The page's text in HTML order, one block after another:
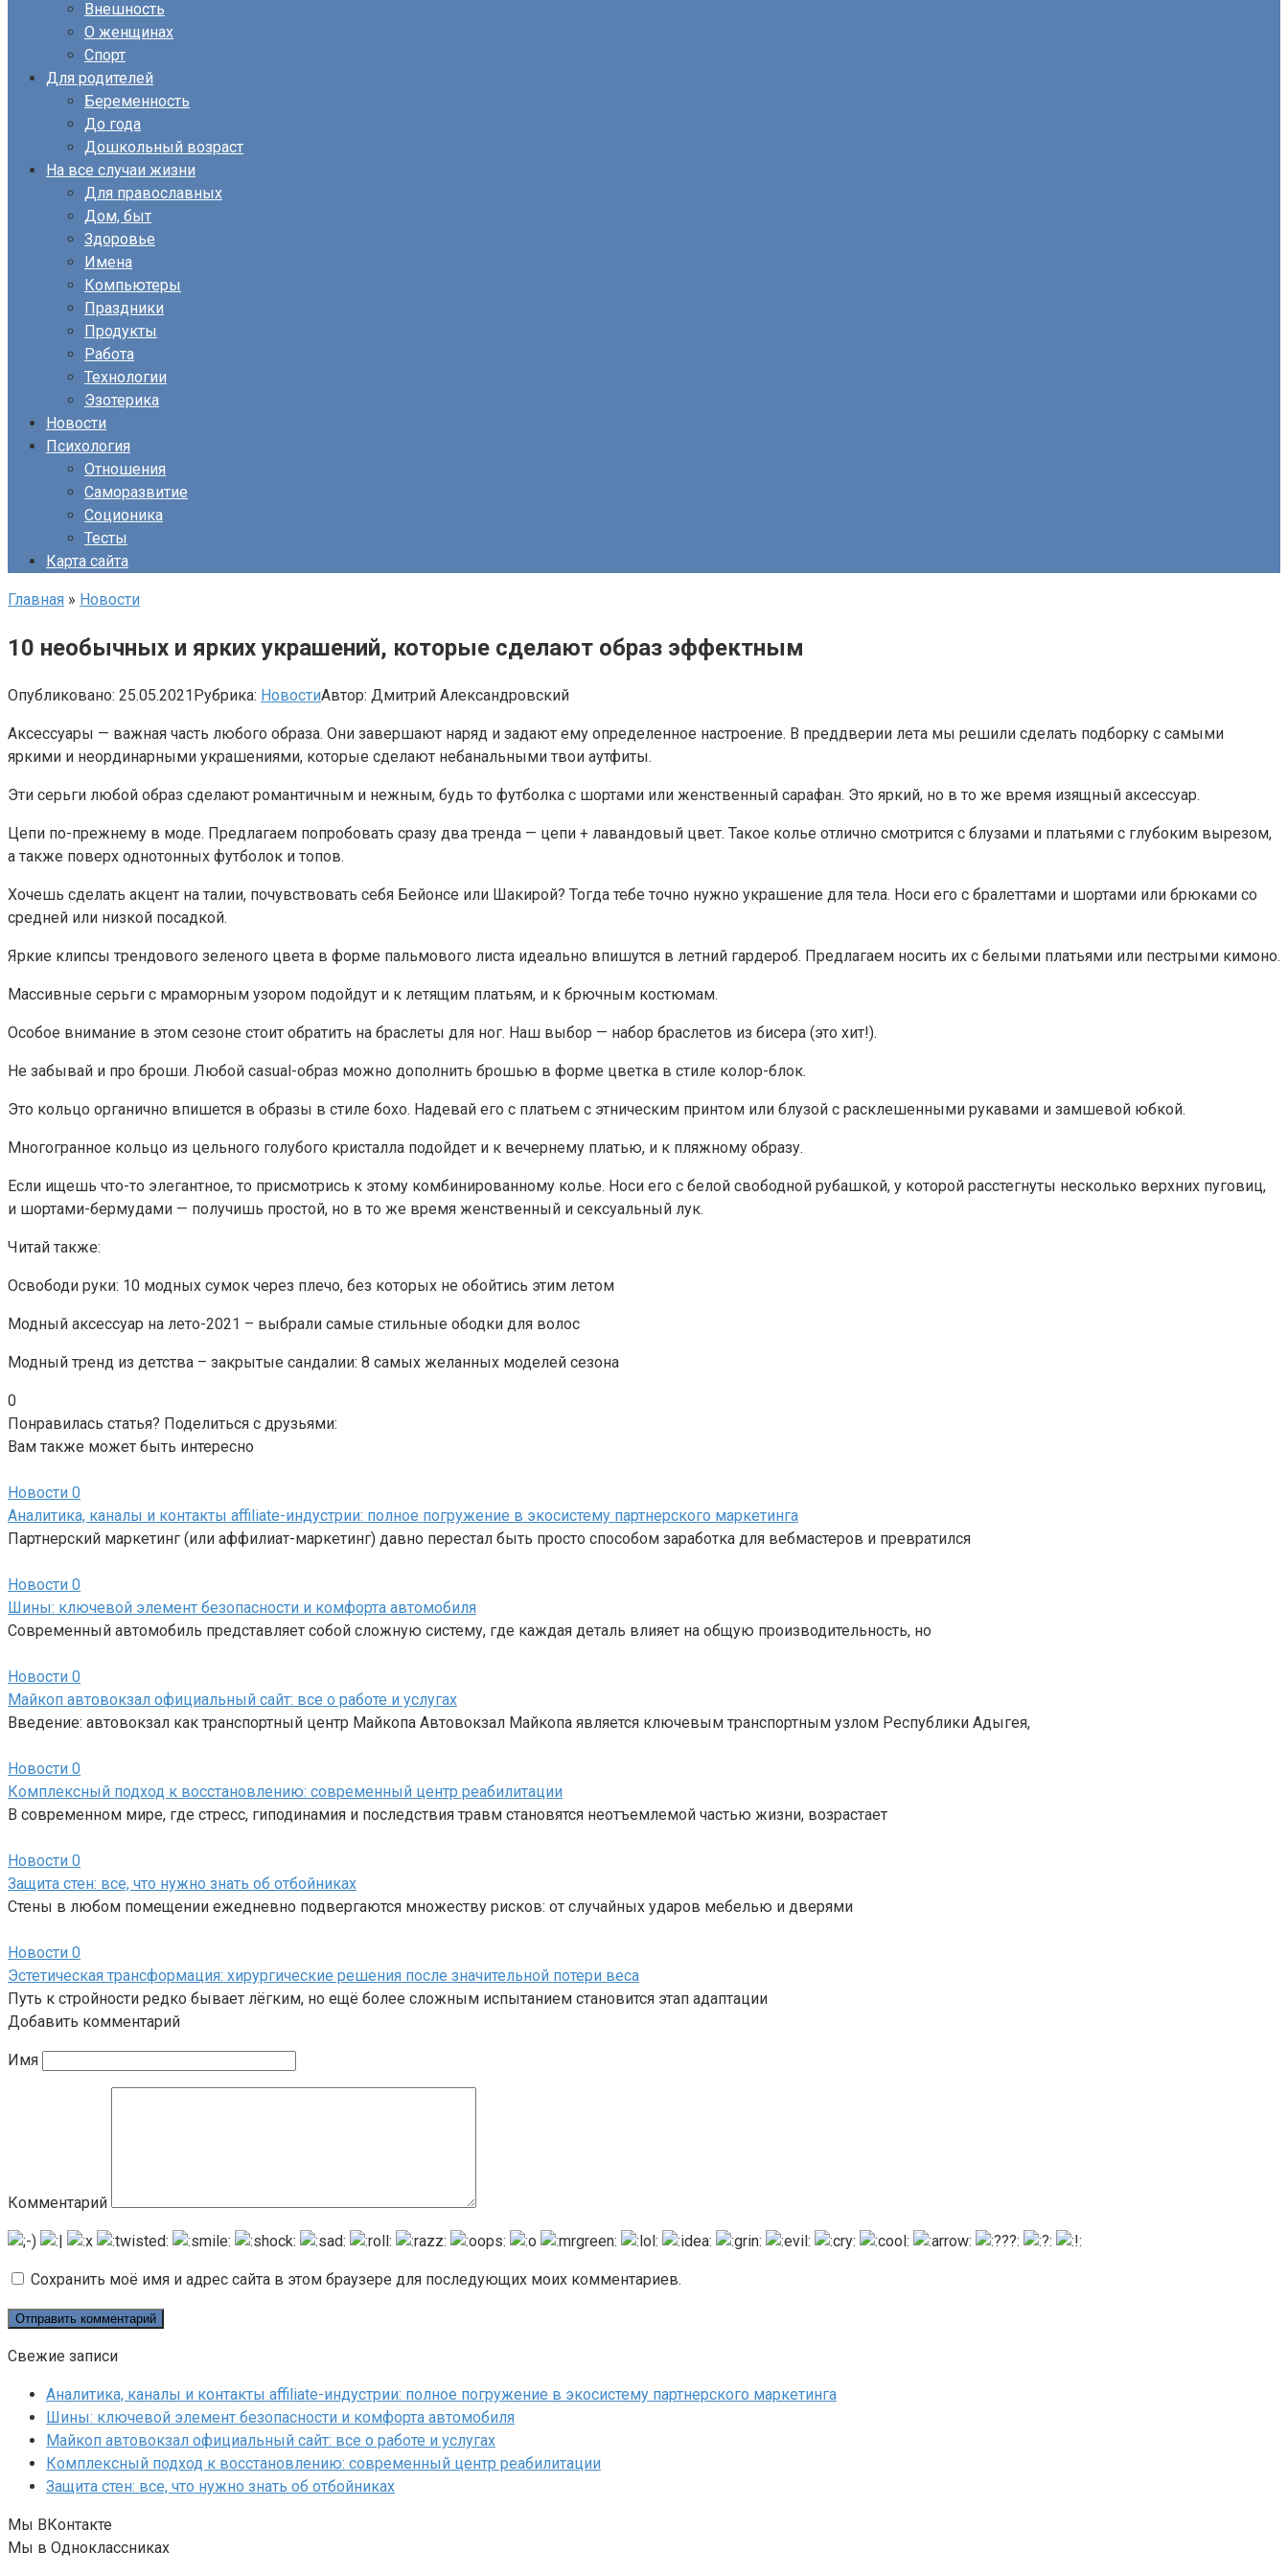
Внешность
О женщинах
Спорт
Для родителей
Беременность
До года
Дошкольный возраст
На все случаи жизни
Для православных
Дом, быт
Здоровье
Имена
Компьютеры
Праздники
Продукты
Работа
Технологии
Эзотерика
Новости
Психология
Отношения
Саморазвитие
Соционика
Тесты
Карта сайта
Главная » Новости
10 необычных и ярких украшений, которые сделают образ эффектным
Опубликовано: 25.05.2021Рубрика: НовостиАвтор: Дмитрий Александровский
Аксессуары — важная часть любого образа. Они завершают наряд и задают ему определенное настроение. В преддверии лета мы решили сделать подборку с самыми
яркими и неординарными украшениями, которые сделают небанальными твои аутфиты.
Эти серьги любой образ сделают романтичным и нежным, будь то футболка с шортами или женственный сарафан. Это яркий, но в то же время изящный аксессуар.
Цепи по-прежнему в моде. Предлагаем попробовать сразу два тренда — цепи + лавандовый цвет. Такое колье отлично смотрится с блузами и платьями с глубоким вырезом,
а также поверх однотонных футболок и топов.
Хочешь сделать акцент на талии, почувствовать себя Бейонсе или Шакирой? Тогда тебе точно нужно украшение для тела. Носи его с бралеттами и шортами или брюками со
средней или низкой посадкой.
Яркие клипсы трендового зеленого цвета в форме пальмового листа идеально впишутся в летний гардероб. Предлагаем носить их с белыми платьями или пестрыми кимоно.
Массивные серьги с мраморным узором подойдут и к летящим платьям, и к брючным костюмам.
Особое внимание в этом сезоне стоит обратить на браслеты для ног. Наш выбор — набор браслетов из бисера (это хит!).
Не забывай и про броши. Любой casual-образ можно дополнить брошью в форме цветка в стиле колор-блок.
Это кольцо органично впишется в образы в стиле бохо. Надевай его с платьем с этническим принтом или блузой с расклешенными рукавами и замшевой юбкой.
Многогранное кольцо из цельного голубого кристалла подойдет и к вечернему платью, и к пляжному образу.
Если ищешь что-то элегантное, то присмотрись к этому комбинированному колье. Носи его с белой свободной рубашкой, у которой расстегнуты несколько верхних пуговиц,
и шортами-бермудами — получишь простой, но в то же время женственный и сексуальный лук.
Читай также:
Освободи руки: 10 модных сумок через плечо, без которых не обойтись этим летом
Модный аксессуар на лето-2021 – выбрали самые стильные ободки для волос
Модный тренд из детства – закрытые сандалии: 8 самых желанных моделей сезона
0
Понравилась статья? Поделиться с друзьями:
Вам также может быть интересно
Новости 0
Аналитика, каналы и контакты affiliate-индустрии: полное погружение в экосистему партнерского маркетинга
Партнерский маркетинг (или аффилиат-маркетинг) давно перестал быть просто способом заработка для вебмастеров и превратился
Новости 0
Шины: ключевой элемент безопасности и комфорта автомобиля
Современный автомобиль представляет собой сложную систему, где каждая деталь влияет на общую производительность, но
Новости 0
Майкоп автовокзал официальный сайт: все о работе и услугах
Введение: автовокзал как транспортный центр Майкопа Автовокзал Майкопа является ключевым транспортным узлом Республики Адыгея,
Новости 0
Комплексный подход к восстановлению: современный центр реабилитации
В современном мире, где стресс, гиподинамия и последствия травм становятся неотъемлемой частью жизни, возрастает
Новости 0
Защита стен: все, что нужно знать об отбойниках
Стены в любом помещении ежедневно подвергаются множеству рисков: от случайных ударов мебелью и дверями
Новости 0
Эстетическая трансформация: хирургические решения после значительной потери веса
Путь к стройности редко бывает лёгким, но ещё более сложным испытанием становится этап адаптации
Добавить комментарий
Имя
Комментарий
Сохранить моё имя и адрес сайта в этом браузере для последующих моих комментариев.
Свежие записи
Аналитика, каналы и контакты affiliate-индустрии: полное погружение в экосистему партнерского маркетинга
Шины: ключевой элемент безопасности и комфорта автомобиля
Майкоп автовокзал официальный сайт: все о работе и услугах
Комплексный подход к восстановлению: современный центр реабилитации
Защита стен: все, что нужно знать об отбойниках
Мы ВКонтакте
Мы в Одноклассниках